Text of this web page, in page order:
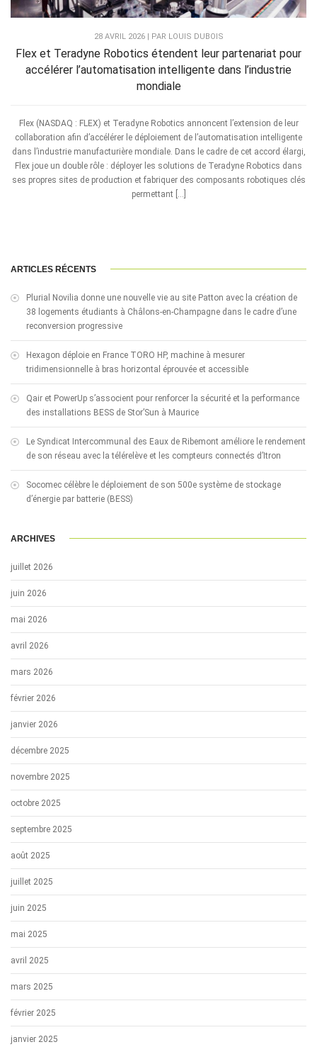
28 AVRIL 2026 | PAR LOUIS DUBOIS
Flex et Teradyne Robotics étendent leur partenariat pour
accélérer l’automatisation intelligente dans l’industrie
mondiale
Flex (NASDAQ : FLEX) et Teradyne Robotics annoncent l’extension de leur
collaboration afin d’accélérer le déploiement de l’automatisation intelligente
dans l’industrie manufacturière mondiale. Dans le cadre de cet accord élargi,
Flex joue un double rôle : déployer les solutions de Teradyne Robotics dans
ses propres sites de production et fabriquer des composants robotiques clés
permettant […]
ARTICLES RÉCENTS
Plurial Novilia donne une nouvelle vie au site Patton avec la création de
38 logements étudiants à Châlons-en-Champagne dans le cadre d’une
reconversion progressive
Hexagon déploie en France TORO HP, machine à mesurer
tridimensionnelle à bras horizontal éprouvée et accessible
Qair et PowerUp s’associent pour renforcer la sécurité et la performance
des installations BESS de Stor’Sun à Maurice
Le Syndicat Intercommunal des Eaux de Ribemont améliore le rendement
de son réseau avec la télérelève et les compteurs connectés d’Itron
Socomec célèbre le déploiement de son 500e système de stockage
d’énergie par batterie (BESS)
ARCHIVES
juillet 2026
juin 2026
mai 2026
avril 2026
mars 2026
février 2026
janvier 2026
décembre 2025
novembre 2025
octobre 2025
septembre 2025
août 2025
juillet 2025
juin 2025
mai 2025
avril 2025
mars 2025
février 2025
janvier 2025